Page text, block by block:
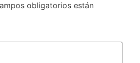
obligatorios están